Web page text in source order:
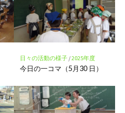
日々の活動の様子/2025年度
今日の一コマ（5月30 日）